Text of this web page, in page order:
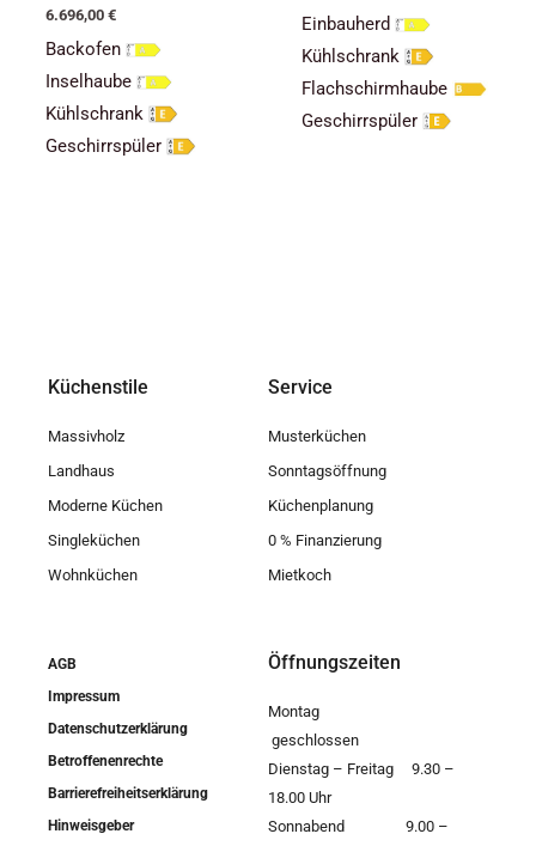
6.696,00 €
Backofen
Inselhaube
Kühlschrank
Geschirrspüler
Einbauherd
Kühlschrank
Flachschirmhaube
Geschirrspüler
Küchenstile
Massivholz
Landhaus
Moderne Küchen
Singleküchen
Wohnküchen
Service
Musterküchen
Sonntagsöffnung
Küchenplanung
0 % Finanzierung
Mietkoch
AGB
Impressum
Datenschutzerklärung
Betroffenenrechte
Barrierefreiheitserklärung
Hinweisgeber
Öffnungszeiten
Montag
geschlossen
Dienstag – Freitag 9.30 –
18.00 Uhr
Sonnabend 9.00 –